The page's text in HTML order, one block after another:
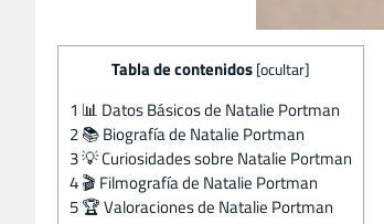
Tabla de contenidos [ocultar]
1 📊 Datos Básicos de Natalie Portman
2📚 Biografía de Natalie Portman
3💡 Curiosidades sobre Natalie Portman
4🎬 Filmografía de Natalie Portman
5🏆 Valoraciones de Natalie Portman